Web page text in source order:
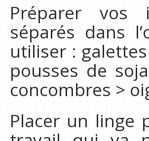
Préparer vos
séparés dans
utiliser :
pousses de
concombres >
Placer un linge